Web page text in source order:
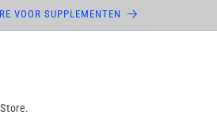
VOOR SUPPLEMENTEN